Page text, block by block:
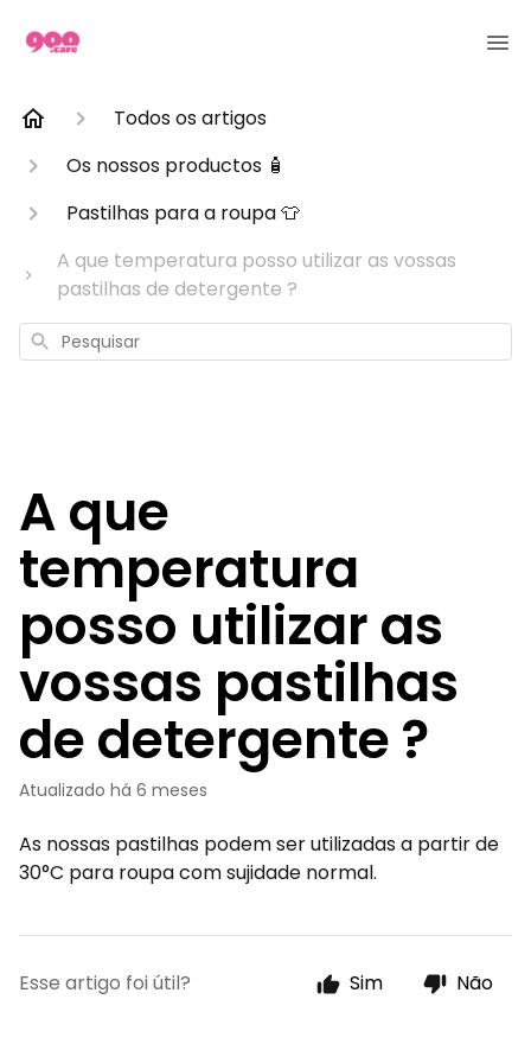
Todos os artigos
Os nossos productos 🧴
Pastilhas para a roupa 👕
A que temperatura posso utilizar as vossas
pastilhas de detergente ?
Pesquisar
A que
temperatura
posso utilizar as
vossas pastilhas
de detergente ?
Atualizado há 6 meses
As nossas pastilhas podem ser utilizadas a partir de
30°C para roupa com sujidade normal.
Esse artigo foi útil? Sim Não